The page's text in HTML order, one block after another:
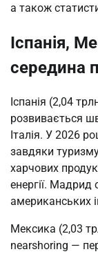
а також
Іспанія,
середина
Іспанія (2,04
розвивається
Італія. У 2026
завдяки
харчових
енергії. Мадрид
американських
Мексика (2,03
nearshoring —